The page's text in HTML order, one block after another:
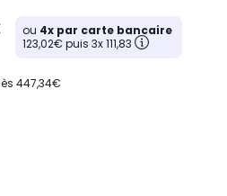
ou 4x par carte bancaire
123,02€ puis 3x 111,83
447,34€